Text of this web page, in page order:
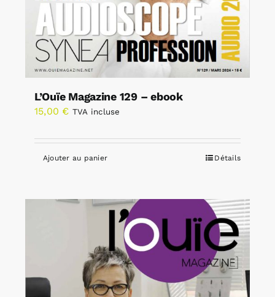
L’Ouïe Magazine 129 – ebook
15,00 € TVA incluse
Ajouter au panier Détails